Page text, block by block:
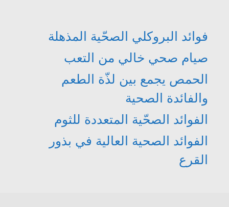
فوائد البروكلي الصحّية المذهلة
صيام صحي خالي من التعب
الحمص يجمع بين لذّة الطعم
والفائدة الصحية
الفوائد الصحّية المتعددة للثوم
الفوائد الصحية العالية في بذور
القرع